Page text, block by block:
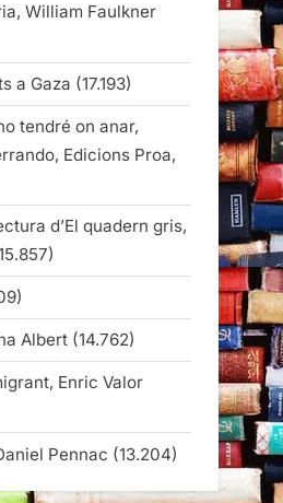
William Faulkner
a Gaza (17.193)
tendré on anar,
Edicions Proa,
d’El quadern gris,
Albert (14.762)
Enric Valor
Pennac (13.204)